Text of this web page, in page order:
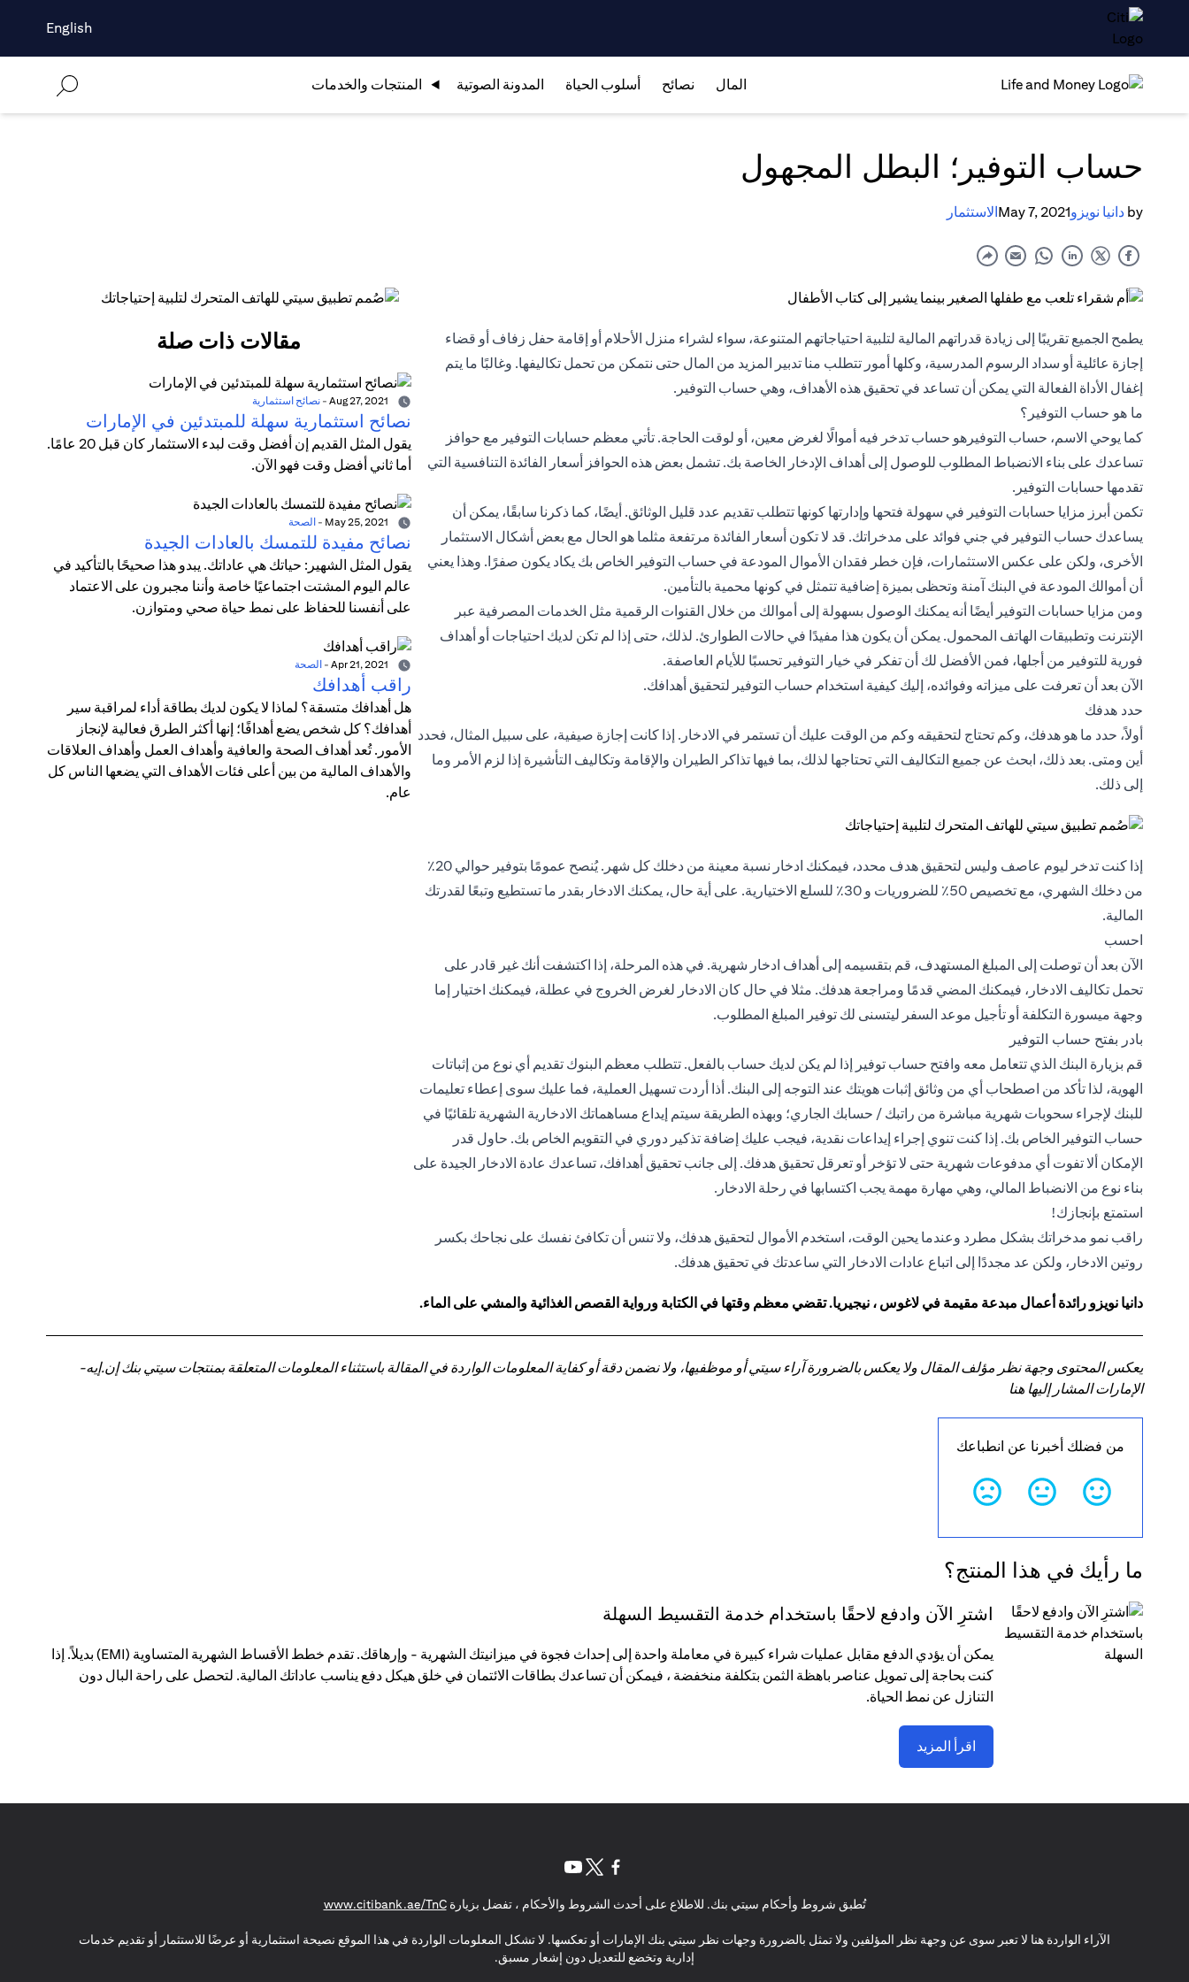
English
المال نصائح أسلوب الحياة المدونة الصوتية المنتجات والخدمات
حساب التوفير؛ البطل المجهول
by دانيا نويزوMay 7, 2021الاستثمار
يطمح الجميع تقريبًا إلى زيادة قدراتهم المالية لتلبية احتياجاتهم المتنوعة، سواء لشراء منزل الأحلام أو إقامة حفل زفاف أو قضاء
إجازة عائلية أو سداد الرسوم المدرسية، وكلها أمور تتطلب منا تدبير المزيد من المال حتى نتمكن من تحمل تكاليفها. وغالبًا ما يتم
إغفال الأداة الفعالة التي يمكن أن تساعد في تحقيق هذه الأهداف، وهي حساب التوفير.
ما هو حساب التوفير؟
كما يوحي الاسم، حساب التوفيرهو حساب تدخر فيه أموالًا لغرض معين، أو لوقت الحاجة. تأتي معظم حسابات التوفير مع حوافز
تساعدك على بناء الانضباط المطلوب للوصول إلى أهداف الإدخار الخاصة بك. تشمل بعض هذه الحوافز أسعار الفائدة التنافسية التي
تقدمها حسابات التوفير.
تكمن أبرز مزايا حسابات التوفير في سهولة فتحها وإدارتها كونها تتطلب تقديم عدد قليل الوثائق. أيضًا، كما ذكرنا سابقًا، يمكن أن
يساعدك حساب التوفير في جني فوائد على مدخراتك. قد لا تكون أسعار الفائدة مرتفعة مثلما هو الحال مع بعض أشكال الاستثمار
الأخرى، ولكن على عكس الاستثمارات، فإن خطر فقدان الأموال المودعة في حساب التوفير الخاص بك يكاد يكون صفرًا. وهذا يعني
أن أموالك المودعة في البنك آمنة وتحظى بميزة إضافية تتمثل في كونها محمية بالتأمين.
ومن مزايا حسابات التوفير أيضًا أنه يمكنك الوصول بسهولة إلى أموالك من خلال القنوات الرقمية مثل الخدمات المصرفية عبر
الإنترنت وتطبيقات الهاتف المحمول. يمكن أن يكون هذا مفيدًا في حالات الطوارئ. لذلك، حتى إذا لم تكن لديك احتياجات أو أهداف
فورية للتوفير من أجلها، فمن الأفضل لك أن تفكر في خيار التوفير تحسبًا للأيام العاصفة.
الآن بعد أن تعرفت على ميزاته وفوائده، إليك كيفية استخدام حساب التوفير لتحقيق أهدافك.
حدد هدفك
أولاً، حدد ما هو هدفك، وكم تحتاج لتحقيقه وكم من الوقت عليك أن تستمر في الادخار. إذا كانت إجازة صيفية، على سبيل المثال، فحدد
أين ومتى. بعد ذلك، ابحث عن جميع التكاليف التي تحتاجها لذلك، بما فيها تذاكر الطيران والإقامة وتكاليف التأشيرة إذا لزم الأمر وما
إلى ذلك.
إذا كنت تدخر ليوم عاصف وليس لتحقيق هدف محدد، فيمكنك ادخار نسبة معينة من دخلك كل شهر. يُنصح عمومًا بتوفير حوالي 20٪
من دخلك الشهري، مع تخصيص 50٪ للضروريات و 30٪ للسلع الاختيارية. على أية حال، يمكنك الادخار بقدر ما تستطيع وتبعًا لقدرتك
المالية.
احسب
الآن بعد أن توصلت إلى المبلغ المستهدف، قم بتقسيمه إلى أهداف ادخار شهرية. في هذه المرحلة، إذا اكتشفت أنك غير قادر على
تحمل تكاليف الادخار، فيمكنك المضي قدمًا ومراجعة هدفك. مثلا في حال كان الادخار لغرض الخروج في عطلة، فيمكنك اختيار إما
وجهة ميسورة التكلفة أو تأجيل موعد السفر ليتسنى لك توفير المبلغ المطلوب.
بادر بفتح حساب التوفير
قم بزيارة البنك الذي تتعامل معه وافتح حساب توفير إذا لم يكن لديك حساب بالفعل. تتطلب معظم البنوك تقديم أي نوع من إثباتات
الهوية، لذا تأكد من اصطحاب أي من وثائق إثبات هويتك عند التوجه إلى البنك. أذا أردت تسهيل العملية، فما عليك سوى إعطاء تعليمات
للبنك لإجراء سحوبات شهرية مباشرة من راتبك / حسابك الجاري؛ وبهذه الطريقة سيتم إيداع مساهماتك الادخارية الشهرية تلقائيًا في
حساب التوفير الخاص بك. إذا كنت تنوي إجراء إيداعات نقدية، فيجب عليك إضافة تذكير دوري في التقويم الخاص بك. حاول قدر
الإمكان ألا تفوت أي مدفوعات شهرية حتى لا تؤخر أو تعرقل تحقيق هدفك. إلى جانب تحقيق أهدافك، تساعدك عادة الادخار الجيدة على
بناء نوع من الانضباط المالي، وهي مهارة مهمة يجب اكتسابها في رحلة الادخار.
استمتع بإنجازك!
راقب نمو مدخراتك بشكل مطرد وعندما يحين الوقت، استخدم الأموال لتحقيق هدفك، ولا تنس أن تكافئ نفسك على نجاحك بكسر
روتين الادخار، ولكن عد مجددًا إلى اتباع عادات الادخار التي ساعدتك في تحقيق هدفك.
مقالات ذات صلة
- نصائح استثمارية
نصائح استثمارية سهلة للمبتدئين في الإمارات
يقول المثل القديم إن أفضل وقت لبدء الاستثمار كان قبل 20 عامًا.
أما ثاني أفضل وقت فهو الآن.
- الصحة
نصائح مفيدة للتمسك بالعادات الجيدة
يقول المثل الشهير: حياتك هي عاداتك. يبدو هذا صحيحًا بالتأكيد في
عالم اليوم المشتت اجتماعيًا خاصة وأننا مجبرون على الاعتماد
على أنفسنا للحفاظ على نمط حياة صحي ومتوازن.
- الصحة
راقب أهدافك
هل أهدافك متسقة؟ لماذا لا يكون لديك بطاقة أداء لمراقبة سير
أهدافك؟ كل شخص يضع أهدافًا؛ إنها أكثر الطرق فعالية لإنجاز
الأمور. تُعد أهداف الصحة والعافية وأهداف العمل وأهداف العلاقات
والأهداف المالية من بين أعلى فئات الأهداف التي يضعها الناس كل
عام.
دانيا نويزو رائدة أعمال مبدعة مقيمة في لاغوس ، نيجيريا. تقضي معظم وقتها في الكتابة ورواية القصص الغذائية والمشي على الماء.
يعكس المحتوى وجهة نظر مؤلف المقال ولا يعكس بالضرورة آراء سيتي أو موظفيها، ولا نضمن دقة أو كفاية المعلومات الواردة في المقالة باستثناء المعلومات المتعلقة بمنتجات سيتي بنك إن.إيه-
الإمارات المشار إليها هنا
من فضلك أخبرنا عن انطباعك
ما رأيك في هذا المنتج؟
اشترِ الآن وادفع لاحقًا باستخدام خدمة التقسيط السهلة
يمكن أن يؤدي الدفع مقابل عمليات شراء كبيرة في معاملة واحدة إلى إحداث فجوة في ميزانيتك الشهرية - وإرهاقك. تقدم خطط الأقساط الشهرية المتساوية (EMI) بديلاً. إذا
كنت بحاجة إلى تمويل عناصر باهظة الثمن بتكلفة منخفضة ، فيمكن أن تساعدك بطاقات الائتمان في خلق هيكل دفع يناسب عاداتك المالية. لتحصل على راحة البال دون
التنازل عن نمط الحياة.
اقرأ المزيد
تُطبق شروط وأحكام سيتي بنك. للاطلاع على أحدث الشروط والأحكام ، تفضل بزيارةwww.citibank.ae/TnC
(opens in a new tab)
الآراء الواردة هنا لا تعبر سوى عن وجهة نظر المؤلفين ولا تمثل بالضرورة وجهات نظر سيتي بنك الإمارات أو تعكسها. لا تشكل المعلومات الواردة في هذا الموقع نصيحة استثمارية أو عرضًا للاستثمار أو تقديم خدمات
إدارية وتخضع للتعديل دون إشعار مسبق.